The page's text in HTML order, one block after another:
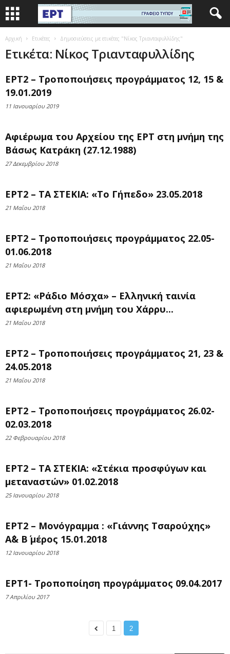
Αρχική Ετικέτες Δημοσιεύσεις με ετικέτες "Νίκος Τριανταφυλλίδης"
Ετικέτα: Νίκος Τριανταφυλλίδης
ΕΡΤ2 – Τροποποιήσεις προγράμματος 12, 15 &
19.01.2019
11 Ιανουαρίου 2019
Αφιέρωμα του Αρχείου της ΕΡΤ στη μνήμη της
Βάσως Κατράκη (27.12.1988)
27 Δεκεμβρίου 2018
ΕΡΤ2 – ΤΑ ΣΤΕΚΙΑ: «Το Γήπεδο» 23.05.2018
21 Μαΐου 2018
ΕΡΤ2 – Τροποποιήσεις προγράμματος 22.05-
01.06.2018
21 Μαΐου 2018
ΕΡΤ2: «Ράδιο Μόσχα» – Ελληνική ταινία
αφιερωμένη στη μνήμη του Χάρρυ...
21 Μαΐου 2018
ΕΡΤ2 – Τροποποιήσεις προγράμματος 21, 23 &
24.05.2018
21 Μαΐου 2018
ΕΡΤ2 – Τροποποιήσεις προγράμματος 26.02-
02.03.2018
22 Φεβρουαρίου 2018
ΕΡΤ2 – ΤΑ ΣΤΕΚΙΑ: «Στέκια προσφύγων και
μεταναστών» 01.02.2018
25 Ιανουαρίου 2018
ΕΡΤ2 – Μονόγραμμα : «Γιάννης Τσαρούχης»
Α΄& Β΄ μέρος 15.01.2018
12 Ιανουαρίου 2018
ΕΡΤ1- Τροποποίηση προγράμματος 09.04.2017
7 Απριλίου 2017
1 2